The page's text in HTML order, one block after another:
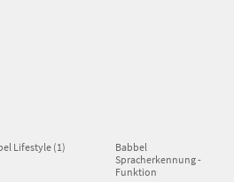
Lifestyle (1)
Babbel
Spracherkennung -
Funktion